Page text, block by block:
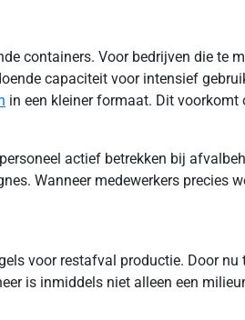
containers. Voor bedrijven die te
capaciteit voor intensief
in een kleiner formaat. Dit
actief betrekken bij
Wanneer medewerkers
voor restafval productie. Door
is inmiddels niet alleen een